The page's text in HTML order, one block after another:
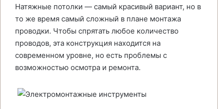
Натяжные потолки — самый красивый вариант, но в
то же время самый сложный в плане монтажа
проводки. Чтобы спрятать любое количество
проводов, эта конструкция находится на
современном уровне, но есть проблемы с
возможностью осмотра и ремонта.